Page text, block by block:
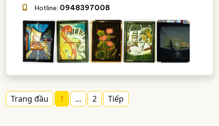
Hotline: 0948397008
Trang đầu 1 ... 2 Tiếp